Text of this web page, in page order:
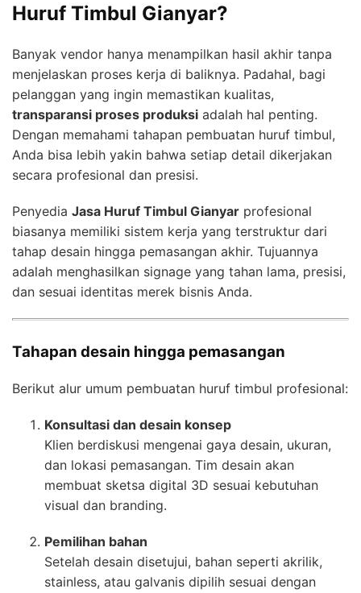
Huruf Timbul Gianyar?
Banyak vendor hanya menampilkan hasil akhir tanpa
menjelaskan proses kerja di baliknya. Padahal, bagi
pelanggan yang ingin memastikan kualitas,
transparansi proses produksi adalah hal penting.
Dengan memahami tahapan pembuatan huruf timbul,
Anda bisa lebih yakin bahwa setiap detail dikerjakan
secara profesional dan presisi.
Penyedia Jasa Huruf Timbul Gianyar profesional
biasanya memiliki sistem kerja yang terstruktur dari
tahap desain hingga pemasangan akhir. Tujuannya
adalah menghasilkan signage yang tahan lama, presisi,
dan sesuai identitas merek bisnis Anda.
Tahapan desain hingga pemasangan
Berikut alur umum pembuatan huruf timbul profesional:
Konsultasi dan desain konsep
Klien berdiskusi mengenai gaya desain, ukuran,
dan lokasi pemasangan. Tim desain akan
membuat sketsa digital 3D sesuai kebutuhan
visual dan branding.
Pemilihan bahan
Setelah desain disetujui, bahan seperti akrilik,
stainless, atau galvanis dipilih sesuai dengan